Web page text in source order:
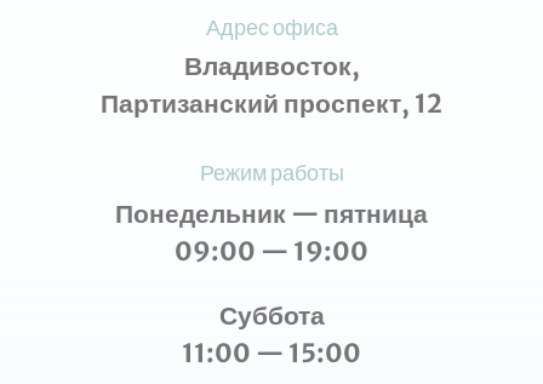
Адрес офиса
Владивосток,
Партизанский проспект, 12
Режим работы
Понедельник — пятница
09:00 — 19:00
Суббота
11:00 — 15:00